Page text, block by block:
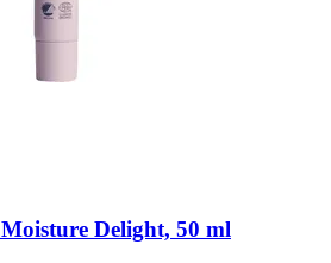
Moisture Delight, 50 ml